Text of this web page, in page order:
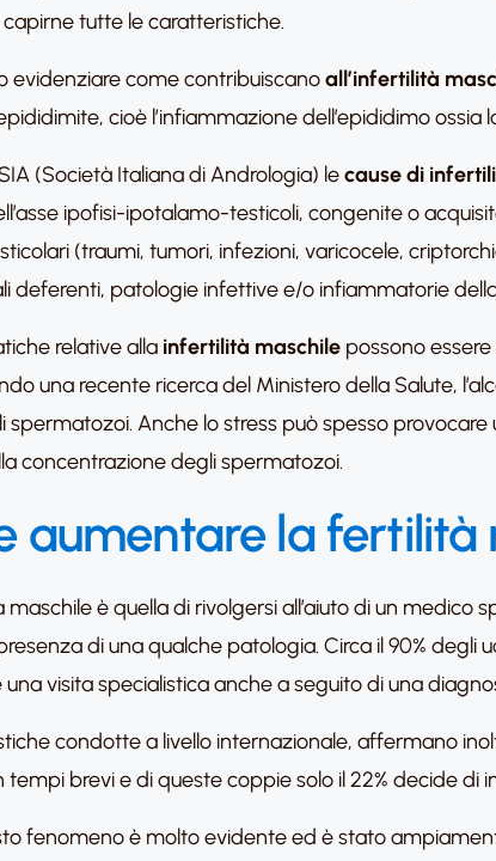
tutte le caratteristiche.
evidenziare come contribuiscanoall’infertilità
cioè l’infiammazione dell’epididimo
(Società Italiana di Andrologia) lecause di
ipofisi-ipotalamo-testicoli, congenite o
(traumi, tumori, infezioni, varicocele,
deferenti, patologie infettive e/o infiammatorie
relative alla infertilità maschile possono
una recente ricerca del Ministero della Salute,
spermatozoi. Anche lo stress può spesso
concentrazione degli spermatozoi.
aumentare la fertilità
è quella di rivolgersi all’aiuto di un medico
di una qualche patologia. Circa il 90% degli
visita specialistica anche a seguito di una
condotte a livello internazionale, affermano
tempi brevi e di queste coppie solo il 22% decide
fenomeno è molto evidente ed è stato